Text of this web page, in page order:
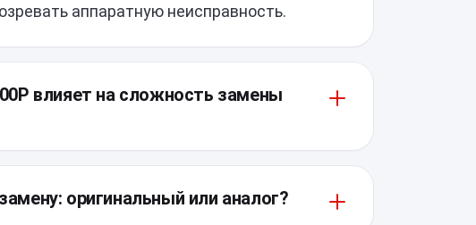
аппаратную неисправность.
влияет на сложность замены
компоновка, а микрофон обычно
корпуса, поэтому при разборке важно
оригинальный или аналог?